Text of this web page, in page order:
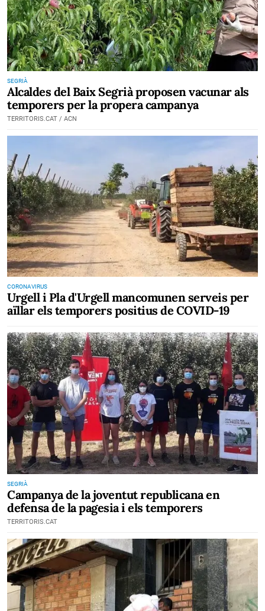
SEGRIÀ
Alcaldes del Baix Segrià proposen vacunar als
temporers per la propera campanya
TERRITORIS.CAT / ACN
CORONAVIRUS
Urgell i Pla d'Urgell mancomunen serveis per
aïllar els temporers positius de COVID-19
SEGRIÀ
Campanya de la joventut republicana en
defensa de la pagesia i els temporers
TERRITORIS.CAT